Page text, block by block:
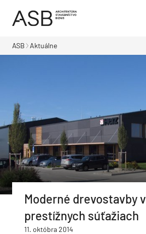
ASB Aktuálne
Moderné drevostavby v
prestížnych súťažiach
11. októbra 2014